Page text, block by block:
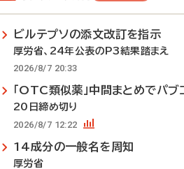
ビルテプソの添文改訂を指示
厚労省、24年公表のP3結果踏まえ
2026/8/7 20:33
「OTC類似薬」中間まとめでパブ
20日締め切り
2026/8/7 12:22
14成分の一般名を周知
厚労省